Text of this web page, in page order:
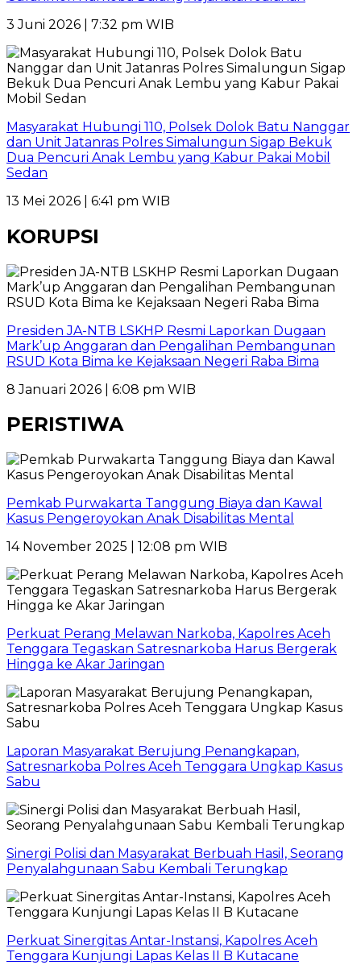
3 Juni 2026 | 7:32 pm WIB
Masyarakat Hubungi 110, Polsek Dolok Batu Nanggar
dan Unit Jatanras Polres Simalungun Sigap Bekuk
Dua Pencuri Anak Lembu yang Kabur Pakai Mobil
Sedan
13 Mei 2026 | 6:41 pm WIB
KORUPSI
Presiden JA-NTB LSKHP Resmi Laporkan Dugaan
Mark’up Anggaran dan Pengalihan Pembangunan
RSUD Kota Bima ke Kejaksaan Negeri Raba Bima
8 Januari 2026 | 6:08 pm WIB
PERISTIWA
Pemkab Purwakarta Tanggung Biaya dan Kawal
Kasus Pengeroyokan Anak Disabilitas Mental
14 November 2025 | 12:08 pm WIB
Perkuat Perang Melawan Narkoba, Kapolres Aceh
Tenggara Tegaskan Satresnarkoba Harus Bergerak
Hingga ke Akar Jaringan
Laporan Masyarakat Berujung Penangkapan,
Satresnarkoba Polres Aceh Tenggara Ungkap Kasus
Sabu
Sinergi Polisi dan Masyarakat Berbuah Hasil, Seorang
Penyalahgunaan Sabu Kembali Terungkap
Perkuat Sinergitas Antar-Instansi, Kapolres Aceh
Tenggara Kunjungi Lapas Kelas II B Kutacane